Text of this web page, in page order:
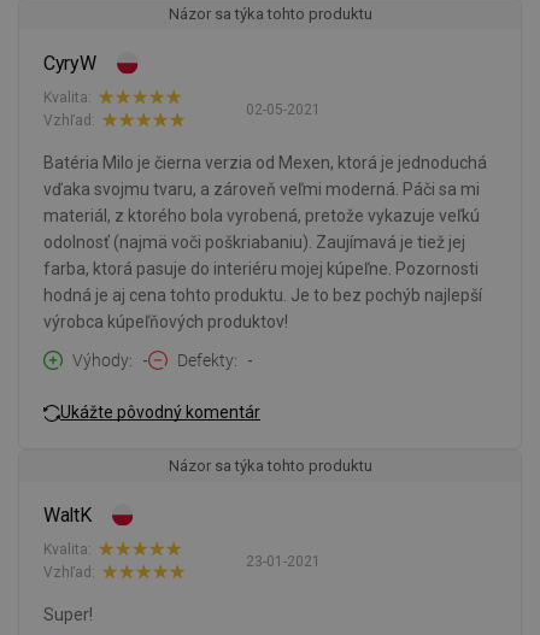
Názor sa týka tohto produktu
CyryW
02-05-2021
Kvalita:
Vzhľad:
Batéria Milo je čierna verzia od Mexen, ktorá je jednoduchá
vďaka svojmu tvaru, a zároveň veľmi moderná. Páči sa mi
materiál, z ktorého bola vyrobená, pretože vykazuje veľkú
odolnosť (najmä voči poškriabaniu). Zaujímavá je tiež jej
farba, ktorá pasuje do interiéru mojej kúpeľne. Pozornosti
hodná je aj cena tohto produktu. Je to bez pochýb najlepší
výrobca kúpeľňových produktov!
Výhody
- Defekty -
Ukážte pôvodný komentár
Názor sa týka tohto produktu
WaltK
23-01-2021
Kvalita:
Vzhľad:
Super!